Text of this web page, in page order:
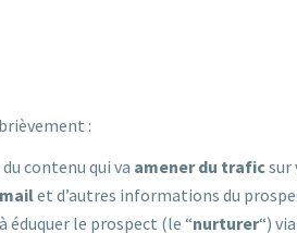
:
contenu qui va amener du traficsur
et d’autres informations du
éduquer le prospect (le “nurturer“)